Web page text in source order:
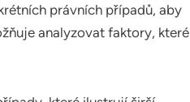
právních případů, aby
analyzovat faktory, které